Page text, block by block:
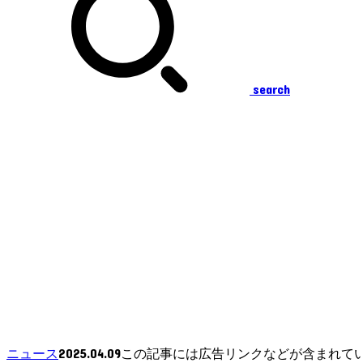
search
ニュース2025.04.09この記事には広告リンクなどが含まれて